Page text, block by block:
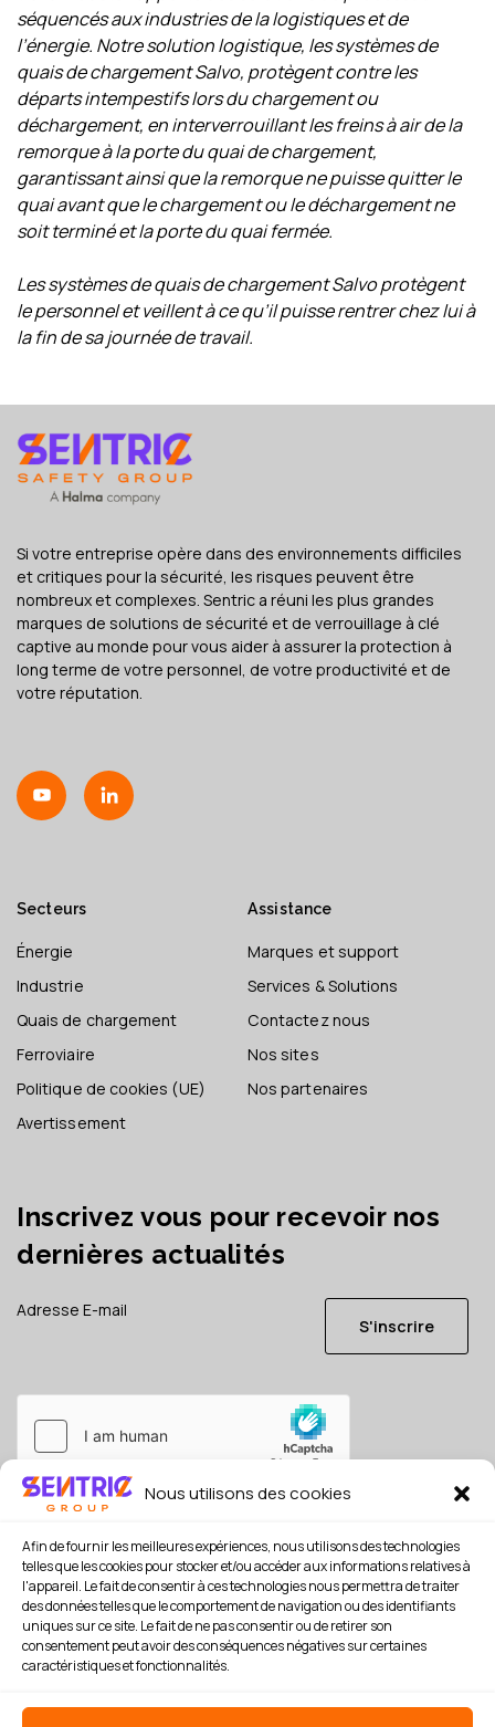
Nous utilisons des cookies
Afin de fournir les meilleures expériences, nous utilisons des technologies
telles que les cookies pour stocker et/ou accéder aux informations relatives à
l'appareil. Le fait de consentir à ces technologies nous permettra de traiter
des données telles que le comportement de navigation ou des identifiants
uniques sur ce site. Le fait de ne pas consentir ou de retirer son
consentement peut avoir des conséquences négatives sur certaines
caractéristiques et fonctionnalités.
séquencés aux industries de la logistiques et de
l’énergie. Notre solution logistique, les systèmes de
quais de chargement Salvo, protègent contre les
départs intempestifs lors du chargement ou
déchargement, en interverrouillant les freins à air de la
remorque à la porte du quai de chargement,
garantissant ainsi que la remorque ne puisse quitter le
quai avant que le chargement ou le déchargement ne
soit terminé et la porte du quai fermée.
Les systèmes de quais de chargement Salvo protègent
le personnel et veillent à ce qu’il puisse rentrer chez lui à
la fin de sa journée de travail.
Si votre entreprise opère dans des environnements difficiles
et critiques pour la sécurité, les risques peuvent être
nombreux et complexes. Sentric a réuni les plus grandes
marques de solutions de sécurité et de verrouillage à clé
captive au monde pour vous aider à assurer la protection à
long terme de votre personnel, de votre productivité et de
votre réputation.
Secteurs
Énergie
Industrie
Quais de chargement
Ferroviaire
Politique de cookies (UE)
Avertissement
Assistance
Marques et support
Services & Solutions
Contactez nous
Nos sites
Nos partenaires
Inscrivez vous pour recevoir nos
dernières actualités
S'inscrire
Je consens à ce que mes données soient conservées en
référence, conformément à la
politique de confidentialité
*